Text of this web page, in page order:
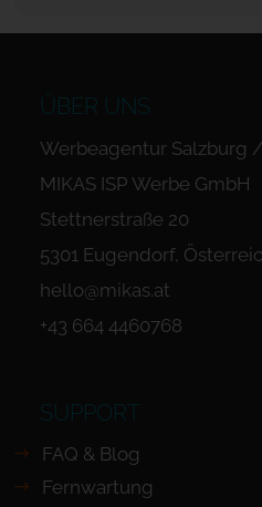
ÜBER UNS
Werbeagentur Salzburg
MIKAS ISP Werbe GmbH
Stettnerstraße 20
5301 Eugendorf,
hello@mikas.at
+43 664 4460768
SUPPORT
FAQ & Blog
Fernwartung